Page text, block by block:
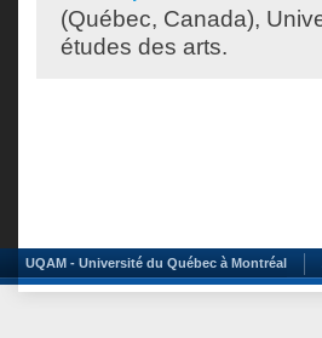
(Québec, Canada),
études des arts.
UQAM - Université du Québec à Montréal